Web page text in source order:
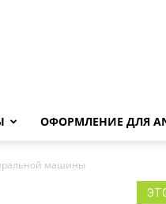
ОФОРМЛЕНИЕ ДЛЯ
машины